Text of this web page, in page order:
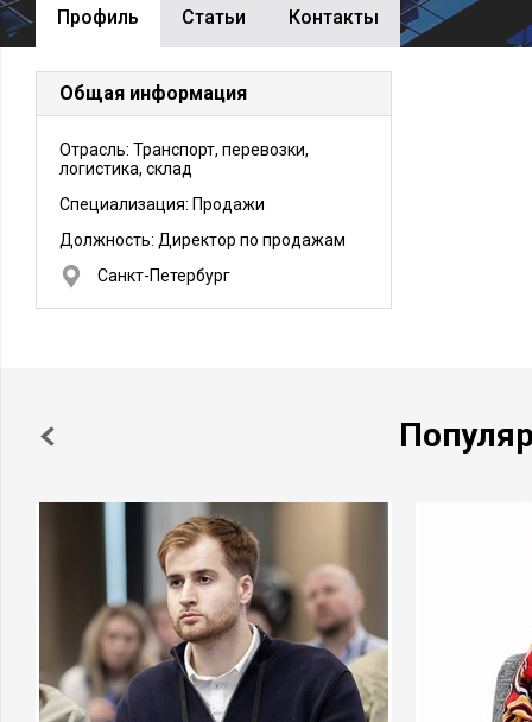
Профиль Cтатьи Контакты
Общая информация
Отрасль: Транспорт, перевозки,
логистика, склад
Специализация: Продажи
Должность: Директор по продажам
Санкт-Петербург